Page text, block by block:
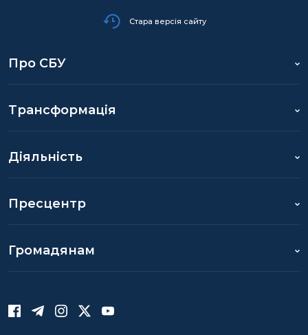
Стара версія сайту
Про СБУ
Трансформація
Діяльність
Пресцентр
Громадянам